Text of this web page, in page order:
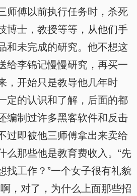
师傅以前执行任务时，杀死
博士，教授等等，从他们手
和未完成的研究。他不想这
给李锦记慢慢研究，再买一
，开始只是教导他几年时
定的认识和了解，后面的都
编制过许多黑客软件和反击
过即被他三师傅拿出来卖给
么那些他是教育费收入。“先
找工作？”一个女子很有礼貌
，对了，为什么上面那些招